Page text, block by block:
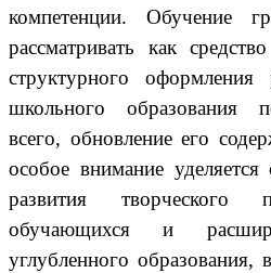
компетенции. Обучение
рассматривать как
структурного
школьного образования
всего, обновление его
особое внимание
развития творческого
обучающихся и
углубленного образования,